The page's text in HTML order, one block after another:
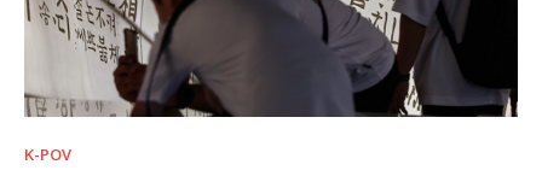
K-POV